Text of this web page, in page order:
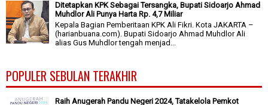
Ditetapkan KPK Sebagai Tersangka, Bupati Sidoarjo Ahmad
Muhdlor Ali Punya Harta Rp. 4,7 Miliar
Kepala Bagian Pemberitaan KPK Ali Fikri. Kota JAKARTA –
(harianbuana.com). Bupati Sidoarjo Ahmad Muhdlor Ali
alias Gus Muhdlor tengah menjad...
POPULER SEBULAN TERAKHIR
Raih Anugerah Pandu Negeri 2024, Tatakelola Pemkot